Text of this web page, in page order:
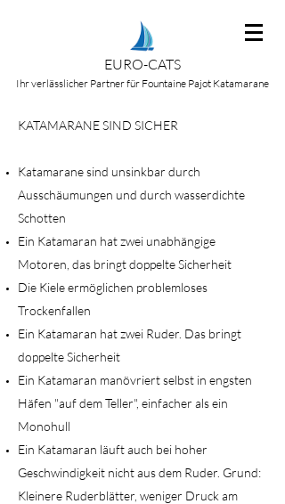
EURO-CATS
Ihr verlässlicher Partner für Fountaine Pajot Katamarane
KATAMARANE SIND SICHER
Katamarane sind unsinkbar durch
Ausschäumungen und durch wasserdichte
Schotten
Ein Katamaran hat zwei unabhängige
Motoren, das bringt doppelte Sicherheit
Die Kiele ermöglichen problemloses
Trockenfallen
Ein Katamaran hat zwei Ruder. Das bringt
doppelte Sicherheit
Ein Katamaran manövriert selbst in engsten
Häfen "auf dem Teller", einfacher als ein
Monohull
Ein Katamaran läuft auch bei hoher
Geschwindigkeit nicht aus dem Ruder. Grund:
Kleinere Ruderblätter, weniger Druck am